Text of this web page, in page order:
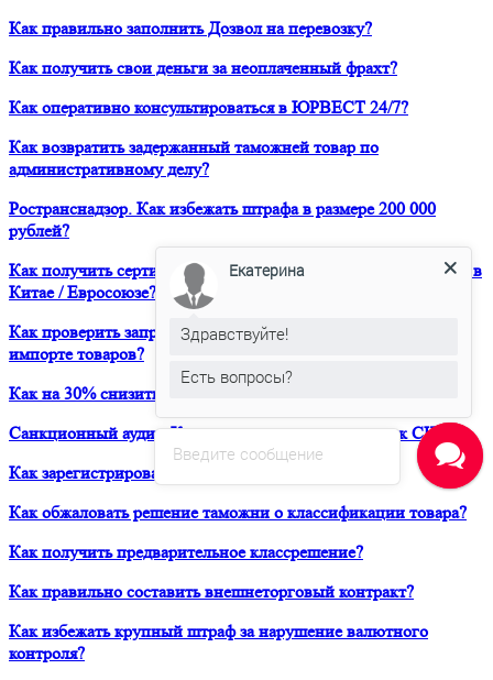
Как правильно заполнить Дозвол на перевозку?
Как получить свои деньги за неоплаченный фрахт?
Как оперативно консультироваться в ЮРВЕСТ 24/7?
Как возвратить задержанный таможней товар по
административному делу?
Ространснадзор. Как избежать штрафа в размере 200 000
рублей?
Как получить сертификат о форс-мажорных обстоятельствах в
Китае / Евросоюзе?
Как проверить запреты и ограничения при транзите и
импорте товаров?
Как на 30% снизить расходы своей компании на ВЭД?
Санкционный аудит. Как вывести продукт на рынок США?
Как зарегистрировать товарный знак в ТРОИС?
Как обжаловать решение таможни о классификации товара?
Как получить предварительное классрешение?
Как правильно составить внешнеторговый контракт?
Как избежать крупный штраф за нарушение валютного
контроля?
Введите сообщение
Екатерина
Здравствуйте!
Есть вопросы?